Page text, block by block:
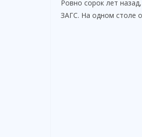
Ровно сорок лет
ЗАГС. На одном столе